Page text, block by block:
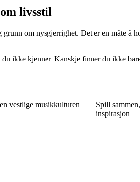
livsstil
om nysgjerrighet. Det er en måte å
ikke kjenner. Kanskje finner du ikke
vestlige musikkulturen
Spill
inspirasjon